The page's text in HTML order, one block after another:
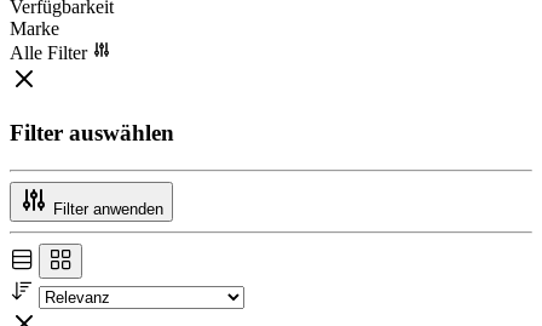
Verfügbarkeit
Marke
Alle Filter
Filter auswählen
Filter anwenden